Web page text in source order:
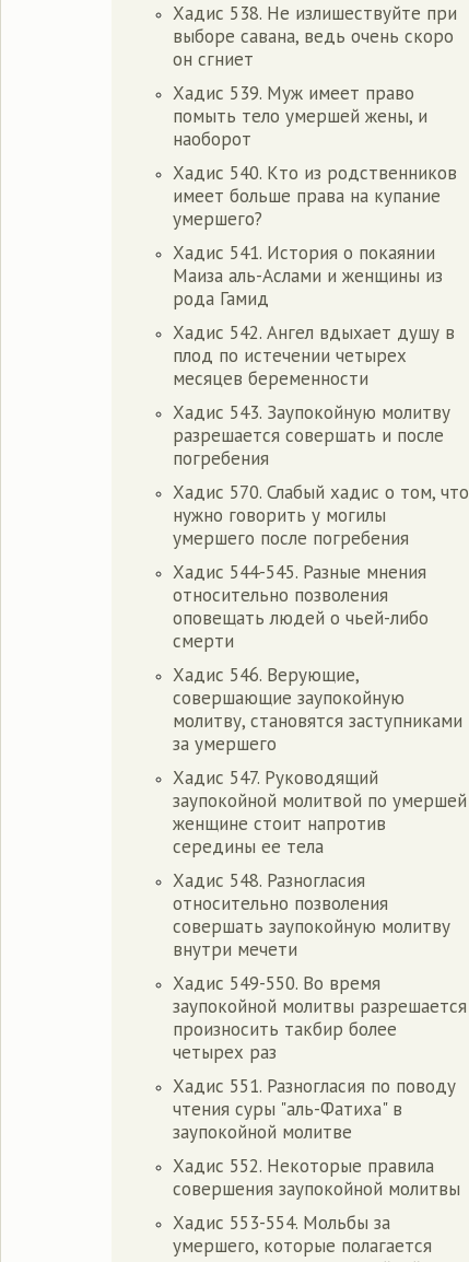
Хадис 538. Не излишествуйте при
выборе савана, ведь очень скоро
он сгниет
Хадис 539. Муж имеет право
помыть тело умершей жены, и
наоборот
Хадис 540. Кто из родственников
имеет больше права на купание
умершего?
Хадис 541. История о покаянии
Маиза аль-Аслами и женщины из
рода Гамид
Хадис 542. Ангел вдыхает душу в
плод по истечении четырех
месяцев беременности
Хадис 543. Заупокойную молитву
разрешается совершать и после
погребения
Хадис 570. Слабый хадис о том, что
нужно говорить у могилы
умершего после погребения
Хадис 544-545. Разные мнения
относительно позволения
оповещать людей о чьей-либо
смерти
Хадис 546. Верующие,
совершающие заупокойную
молитву, становятся заступниками
за умершего
Хадис 547. Руководящий
заупокойной молитвой по умершей
женщине стоит напротив
середины ее тела
Хадис 548. Разногласия
относительно позволения
совершать заупокойную молитву
внутри мечети
Хадис 549-550. Во время
заупокойной молитвы разрешается
произносить такбир более
четырех раз
Хадис 551. Разногласия по поводу
чтения суры "аль-Фатиха" в
заупокойной молитве
Хадис 552. Некоторые правила
совершения заупокойной молитвы
Хадис 553-554. Мольбы за
умершего, которые полагается